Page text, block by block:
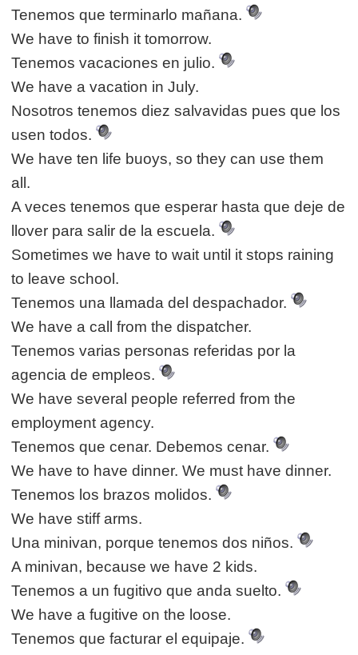
Tenemos que terminarlo mañana.
We have to finish it tomorrow.
Tenemos vacaciones en julio.
We have a vacation in July.
Nosotros tenemos diez salvavidas pues que los
usen todos.
We have ten life buoys, so they can use them
all.
A veces tenemos que esperar hasta que deje de
llover para salir de la escuela.
Sometimes we have to wait until it stops raining
to leave school.
Tenemos una llamada del despachador.
We have a call from the dispatcher.
Tenemos varias personas referidas por la
agencia de empleos.
We have several people referred from the
employment agency.
Tenemos que cenar. Debemos cenar.
We have to have dinner. We must have dinner.
Tenemos los brazos molidos.
We have stiff arms.
Una minivan, porque tenemos dos niños.
A minivan, because we have 2 kids.
Tenemos a un fugitivo que anda suelto.
We have a fugitive on the loose.
Tenemos que facturar el equipaje.